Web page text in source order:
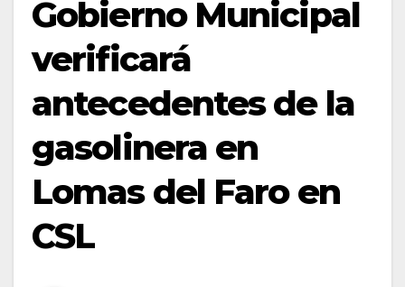
Gobierno Municipal
verificará
antecedentes de la
gasolinera en
Lomas del Faro en
CSL